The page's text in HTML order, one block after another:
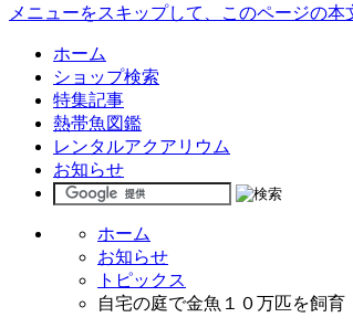
メニューをスキップして、このページの本
ホーム
ショップ検索
特集記事
熱帯魚図鑑
レンタルアクアリウム
お知らせ
ホーム
お知らせ
トピックス
自宅の庭で金魚１０万匹を飼